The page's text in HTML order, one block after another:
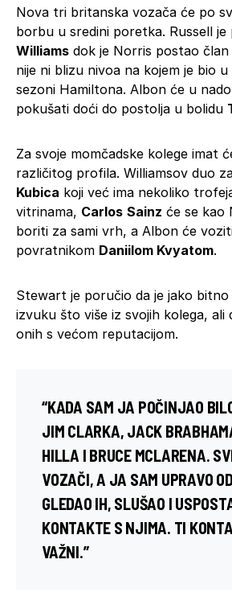
Nova tri britanska vozača će po
borbu u sredini poretka. Russell je
Williams dok je Norris postao član
nije ni blizu nivoa na kojem je bio
sezoni Hamiltona. Albon će u
pokušati doći do postolja u bolidu
Za svoje momčadske kolege imat
različitog profila. Williamsov duo
Kubica koji već ima nekoliko
vitrinama, Carlos Sainz će se kao
boriti za sami vrh, a Albon će
povratnikom Daniilom Kvyatom.
Stewart je poručio da je jako bitno
izvuku što više iz svojih kolega, ali
onih s većom reputacijom.
“KADA SAM JA POČINJAO
JIM CLARKA, JACK
HILLA I BRUCE MCLARENA.
VOZAČI, A JA SAM UPRAVO
GLEDAO IH, SLUŠAO I
KONTAKTE S NJIMA. TI
VAŽNI.”